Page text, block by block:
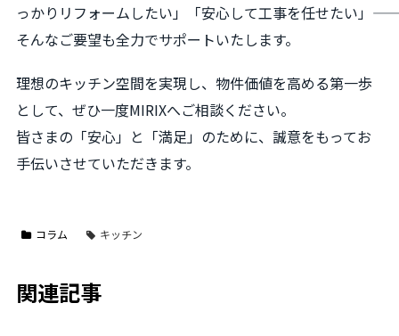
っかりリフォームしたい」「安心して工事を任せたい」――
そんなご要望も全力でサポートいたします。
理想のキッチン空間を実現し、物件価値を高める第一歩
として、ぜひ一度MIRIXへご相談ください。
皆さまの「安心」と「満足」のために、誠意をもってお
手伝いさせていただきます。
コラム キッチン
関連記事